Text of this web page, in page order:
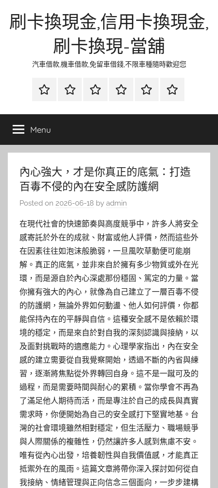
刷卡換現金,信用卡換現金,
刷卡換現-當舖
汽車借款,機車借款,免留車借錢,不限車種隨時歡迎您
首
當
金
網
資
流
時
環
清
聯
徵
Menu
內心強大，才是你真正的底氣：打造
百毒不侵的內在安全感防護網
Posted on 2026-06-18 by admin
在現代社會的快速節奏與高度競爭中，許多人將安全
感寄託於外在的成就、財富或他人評價，然而這些外
在因素往往如泡沫般脆弱，一旦風吹草動便可能崩
解。真正的底氣，並非來自於擁有多少物質或外在光
環，而是源自於內心深處那份穩固、篤定的力量。當
你擁有強大的內心，就像為自己建立了一層百毒不侵
的防護網，無論外界如何動盪、他人如何評價，你都
能保持內在的平靜與自信。這種安全感不是依賴於環
境的穩定，而是來自於對自我的深刻認識與接納，以
及面對挑戰時的適應能力。心理學家指出，內在安全
感的建立需要從自我覺察開始，透過不斷的內省與練
習，逐漸將焦點從外界轉回自身。這不是一蹴可及的
過程，而是需要時間與耐心的累積。當你學會不再為
了滿足他人期待而活，而是專注於自己的成長與真實
需求時，你便開始為自己的安全感打下堅實地基。台
灣的社會環境雖然相對穩定，但生活壓力、職場競爭
與人際關係的複雜性，仍然讓許多人感到焦慮不安。
唯有從內心出發，培養韌性與自我價值感，才能真正
抵禦外在的風雨。這篇文章將帶你深入探討如何從自
我接納、情緒管理與正向信念三個面向，一步步建構